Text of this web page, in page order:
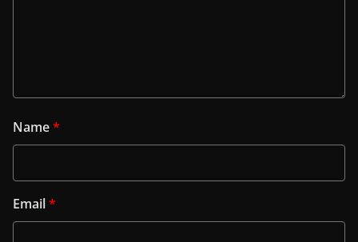
Name*
Email*